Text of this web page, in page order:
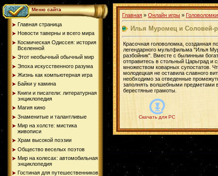
Меню сайта
Главная страница
Новости таверны и всего мира
Космическая Одиссея: история
Вселенной
Этот необычный обычный мир
Эпоха искусственного разума
Жизнь как компьютерная игра
Байки у камина
Книги и писатели: литературная
энциклопедия
Магия кино
Знаменитые и талантливые
Мир на холсте: мистика
живописи
Храм высокой поэзии
Общество веселых поэтов
Мир на колесах: автомобильная
энциклопедия
Гостиная для путешественников
Главная » Онлайн игры » Головоломки
Илья Муромец и Соловей-
Красочная головоломка, созданная
легендарного мультфильма "Илья
разбойник". Вместе с былинным
отправитесь в стольный Царьград и
множеством коварных супостатов.
молодецкая не оставила славного
необходимо за отведенные
заполнять волшебными предметами
берестяные грамоты.
Скачать для PC